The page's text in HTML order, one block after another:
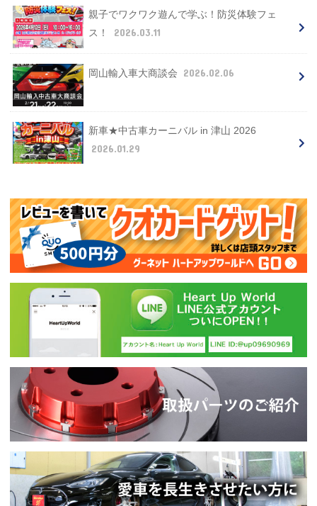
親子でワクワク遊んで学ぶ！防災体験フェ
ス！
2026.03.11
岡山輸入車大商談会 2026.02.06
新車★中古車カーニバル in 津山 2026
2026.01.29